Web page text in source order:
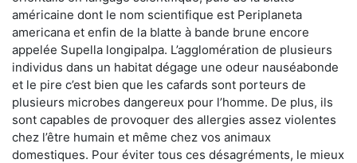
américaine dont le nom scientifique est Periplaneta
americana et enfin de la blatte à bande brune encore
appelée Supella longipalpa. L’agglomération de plusieurs
individus dans un habitat dégage une odeur nauséabonde
et le pire c’est bien que les cafards sont porteurs de
plusieurs microbes dangereux pour l’homme. De plus, ils
sont capables de provoquer des allergies assez violentes
chez l’être humain et même chez vos animaux
domestiques. Pour éviter tous ces désagréments, le mieux